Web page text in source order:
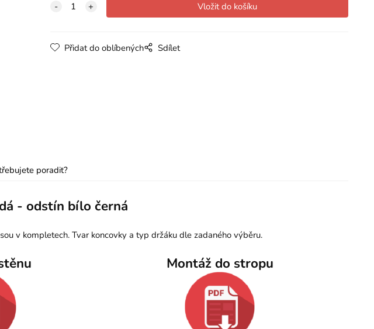
Přidat do oblíbených Sdílet
poradit?
- odstín bílo černá
v kompletech. Tvar koncovky a typ držáku dle zadaného výběru.
Montáž do stropu